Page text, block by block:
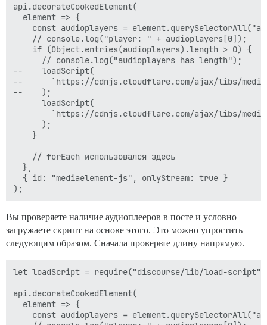
api.decorateCookedElement(
  element => {
const audioplayers =
    // console.log("player: " + audioplayers[0]);
    if (Object.entries(audioplayers).length > 0) {
      // console.log("audioplayers has length");
--    loadScript(
--      `https://cdnjs.cloudflare.com/ajax/libs/
--    );
      loadScript(
`https://cdnjs.cloudflare.com/ajax/libs/
      );
    }
    // forEach использовался здесь
  },
  { id: "mediaelement-js", onlyStream: true }
Вы проверяете наличие аудиоплееров в посте и условно
загружаете скрипт на основе этого. Это можно упростить
следующим образом. Сначала проверьте длину напрямую.
let loadScript = require("discourse/lib/load-
api.decorateCookedElement(
  element => {
const audioplayers =